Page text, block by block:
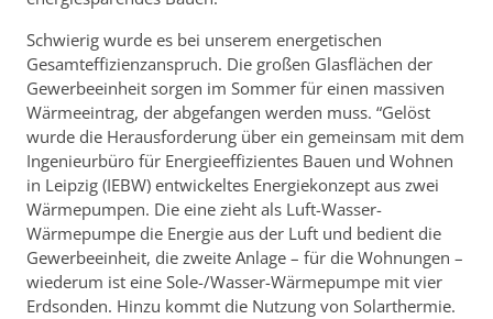
Schwierig wurde es bei unserem energetischen
Gesamteffizienzanspruch. Die großen Glasflächen der
Gewerbeeinheit sorgen im Sommer für einen massiven
Wärmeeintrag, der abgefangen werden muss. “Gelöst
wurde die Herausforderung über ein gemeinsam mit dem
Ingenieurbüro für Energieeffizientes Bauen und Wohnen
in Leipzig (IEBW) entwickeltes Energiekonzept aus zwei
Wärmepumpen. Die eine zieht als Luft-Wasser-
Wärmepumpe die Energie aus der Luft und bedient die
Gewerbeeinheit, die zweite Anlage – für die Wohnungen –
wiederum ist eine Sole-/Wasser-Wärmepumpe mit vier
Erdsonden. Hinzu kommt die Nutzung von Solarthermie.